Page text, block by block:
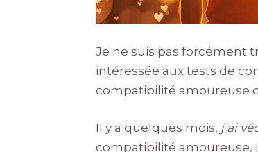
Je ne suis pas forcément
intéressée aux tests de
compatibilité amoureuse
Il y a quelques mois, j’ai
compatibilité amoureuse,